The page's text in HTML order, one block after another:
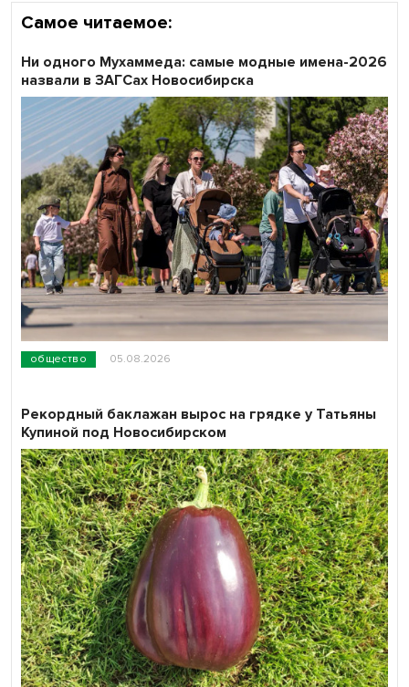
Самое читаемое:
общество 05.08.2026
Ни одного Мухаммеда: самые модные имена-2026
назвали в ЗАГСах Новосибирска
Рекордный баклажан вырос на грядке у Татьяны
Купиной под Новосибирском